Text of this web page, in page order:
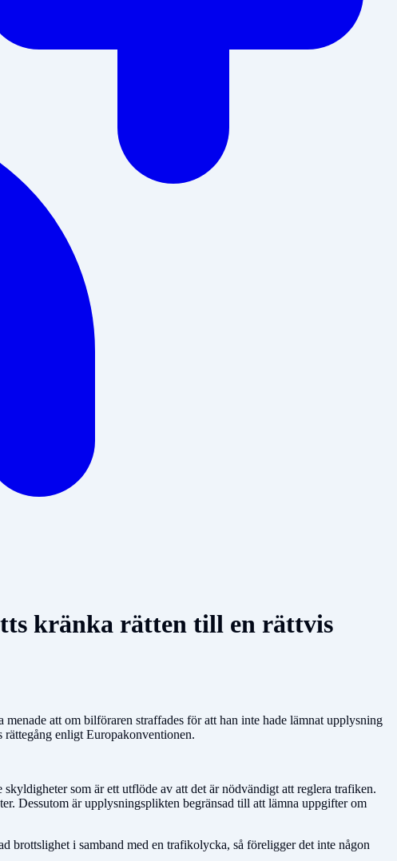
kränka rätten till en rättvis
att om bilföraren straffades för att han inte hade lämnat upplysning
enligt Europakonventionen.
som är ett utflöde av att det är nödvändigt att reglera trafiken.
Dessutom är upplysningsplikten begränsad till att lämna uppgifter om
brottslighet i samband med en trafikolycka, så föreligger det inte någon